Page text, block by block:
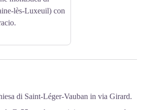
lès-Luxeuil) con
di Saint-Léger-Vauban in via Girard.